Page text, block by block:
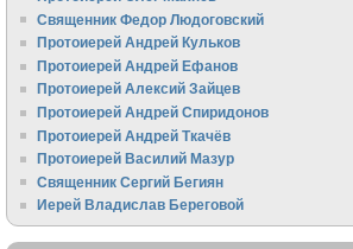
Священник Федор Людоговский
Протоиерей Андрей Кульков
Протоиерей Андрей Ефанов
Протоиерей Алексий Зайцев
Протоиерей Андрей Спиридонов
Протоиерей Андрей Ткачёв
Протоиерей Василий Мазур
Священник Сергий Бегиян
Иерей Владислав Береговой